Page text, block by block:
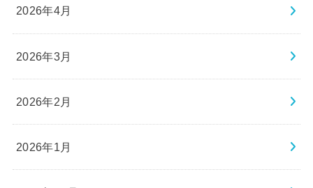
2026年4月
2026年3月
2026年2月
2026年1月